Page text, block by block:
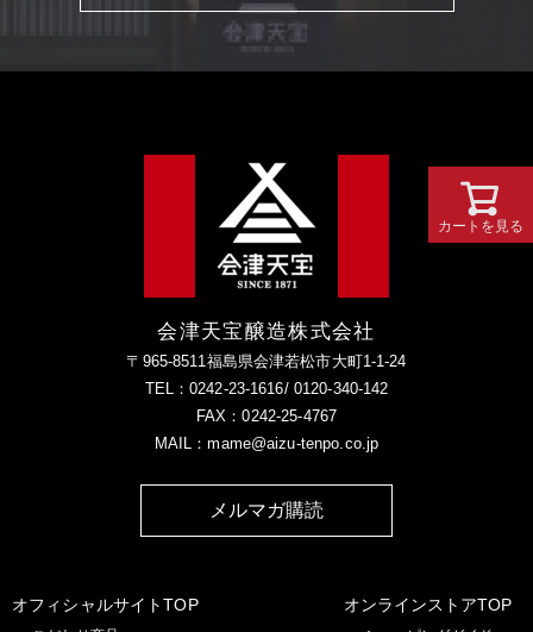
会津天宝醸造株式会社
〒965-8511福島県会津若松市大町1-1-24
TEL：0242-23-1616/ 0120-340-142
FAX：0242-25-4767
MAIL：mame@aizu-tenpo.co.jp
メルマガ購読
オフィシャルサイトTOP オンラインストアTOP
カートを見る